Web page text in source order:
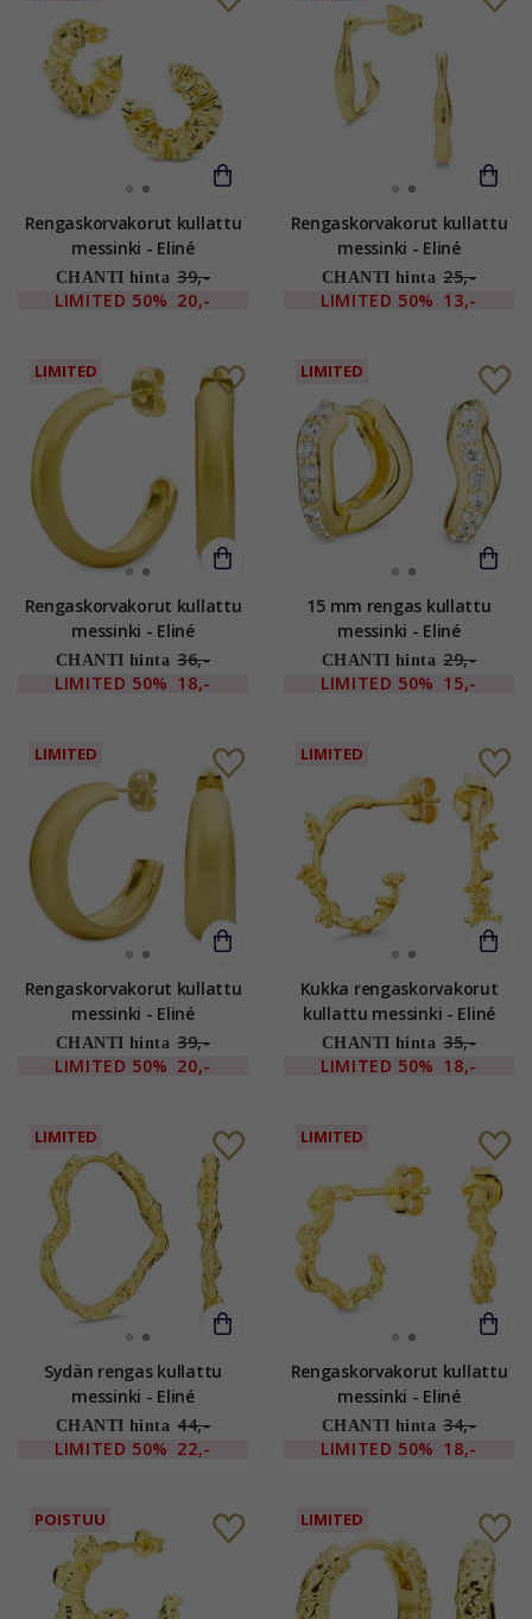
Rengaskorvakorut kullattu
messinki - Eliné
CHANTI hinta 39,-
LIMITED 50% 20,-
Rengaskorvakorut kullattu
messinki - Eliné
CHANTI hinta 25,-
LIMITED 50% 13,-
LIMITED
Rengaskorvakorut kullattu
messinki - Eliné
CHANTI hinta 36,-
LIMITED 50% 18,-
LIMITED
15 mm rengas kullattu
messinki - Eliné
CHANTI hinta 29,-
LIMITED 50% 15,-
LIMITED
Rengaskorvakorut kullattu
messinki - Eliné
CHANTI hinta 39,-
LIMITED 50% 20,-
LIMITED
Kukka rengaskorvakorut
kullattu messinki - Eliné
CHANTI hinta 35,-
LIMITED 50% 18,-
LIMITED
Sydän rengas kullattu
messinki - Eliné
CHANTI hinta 44,-
LIMITED 50% 22,-
LIMITED
Rengaskorvakorut kullattu
messinki - Eliné
CHANTI hinta 34,-
LIMITED 50% 18,-
POISTUU LIMITED